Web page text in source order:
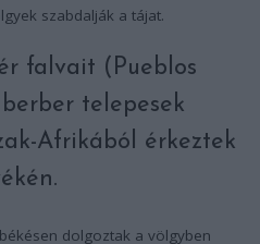
szabdalják a tájat.
falvait (Pueblos
telepesek
Afrikából érkeztek
dolgoztak a völgyben